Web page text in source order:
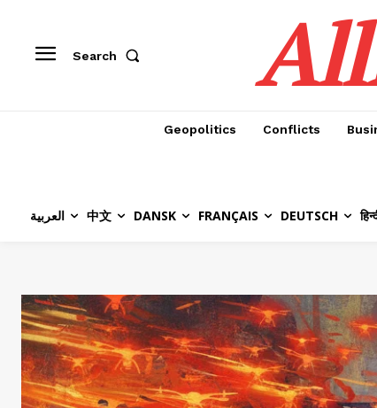
Search
Geopolitics Conflicts
العربية 中文 DANSK FRANÇAIS DEUTSCH